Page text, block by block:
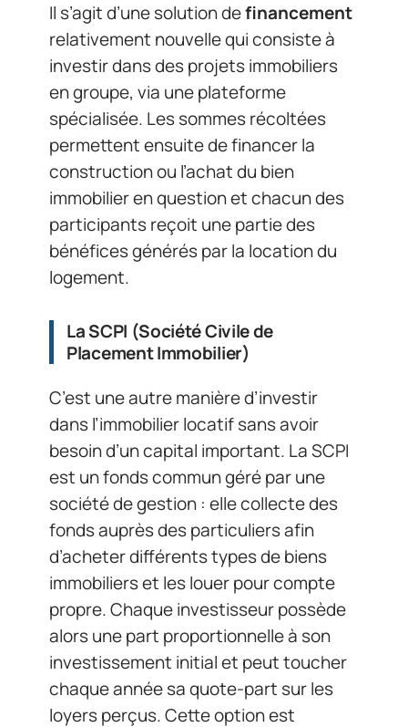
Il s’agit d’une solution definancement
relativement nouvelle qui consiste à
investir dans des projets immobiliers
en groupe, via une plateforme
spécialisée. Les sommes récoltées
permettent ensuite de financer la
construction ou l’achat du bien
immobilier en question et chacun des
participants reçoit une partie des
bénéfices générés par la location du
logement.
La SCPI (Société Civile de
Placement Immobilier)
C’est une autre manière d’investir
dans l’immobilier locatif sans avoir
besoin d’un capital important. La SCPI
est un fonds commun géré par une
société de gestion : elle collecte des
fonds auprès des particuliers afin
d’acheter différents types de biens
immobiliers et les louer pour compte
propre. Chaque investisseur possède
alors une part proportionnelle à son
investissement initial et peut toucher
chaque année sa quote-part sur les
loyers perçus. Cette option est